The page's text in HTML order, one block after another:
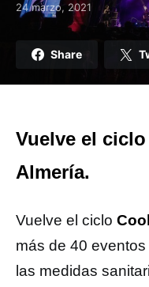
Posted on
24 marzo, 2021
Share
Vuelve el
Almería.
Vuelve el ciclo
más de 40
las medidas